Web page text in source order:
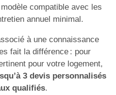
compatible avec les
annuel minimal.
à une connaissance
fait la différence : pour
pour votre logement,
3 devis personnalisés
qualifiés.